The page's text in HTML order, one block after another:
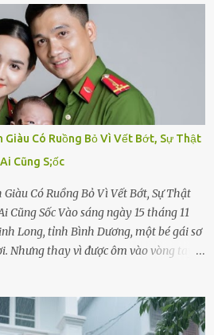
Giàu Có Ruồng Bỏ Vì Vết Bớt, Sự Thật
Cũng S;ốc
Có Ruồng Bỏ Vì Vết Bớt, Sự Thật
Cũng Sốc Vào sáng ngày 15 tháng 11
Long, tỉnh Bình Dương, một bé gái sơ
Nhưng thay vì được ôm vào vòng tay
Trần Quốc Tùng xem như điềm gở. Ông
lực có tiếng ở Bình Dương, cùng vợ là